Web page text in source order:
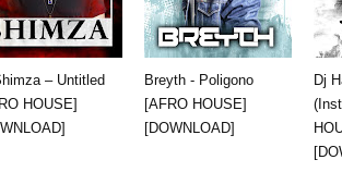
– Untitled
HOUSE]
Breyth - Poligono
[AFRO HOUSE]
[DOWNLOAD]
Dj